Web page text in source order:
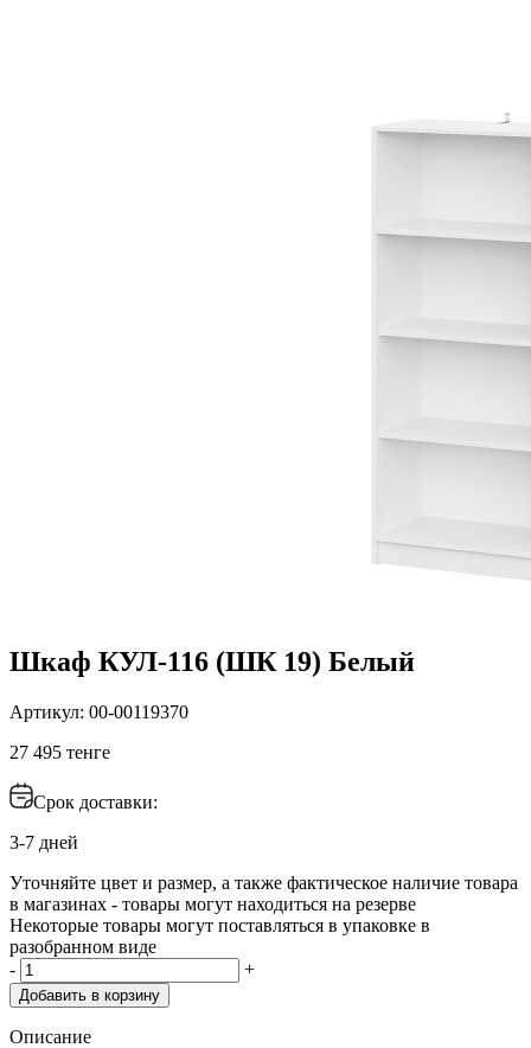
Шкаф КУЛ-116 (ШК 19) Белый
Артикул: 00-00119370
27 495 тенге
Срок доставки:
3-7 дней
Уточняйте цвет и размер, а также фактическое наличие товара
в магазинах - товары могут находиться на резерве
Некоторые товары могут поставляться в упаковке в
разобранном виде
-
+
Добавить в корзину
Описание